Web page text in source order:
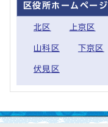
区役所ホームページ
北区 上京区
山科区 下京区
伏見区